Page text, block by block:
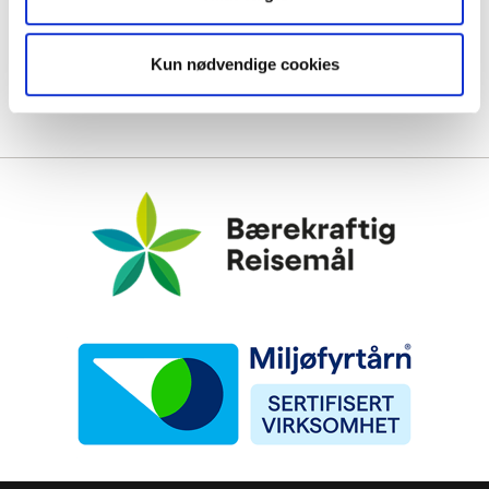
Kun nødvendige cookies
Bærekraftig Reisemål
Miljøfyrtårn